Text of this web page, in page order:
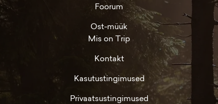
Foorum
Ost-müük
Mis on Trip
Kontakt
Kasutustingimused
Privaatsustingimused